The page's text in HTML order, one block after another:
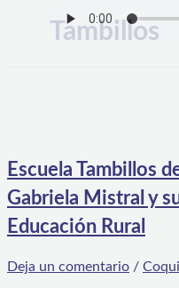
Tambillos
Escuela Tambillos
Gabriela Mistral y
Educación Rural
Deja un comentario /